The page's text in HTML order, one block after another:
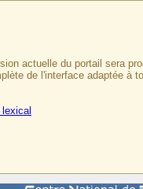
actuelle du portail sera
de l'interface adaptée
lexical